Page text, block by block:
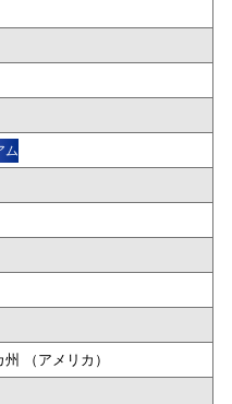
ム
（アメリカ）